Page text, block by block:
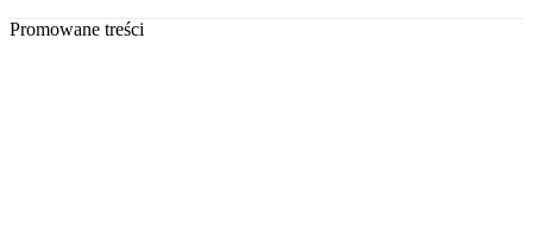
Promowane treści